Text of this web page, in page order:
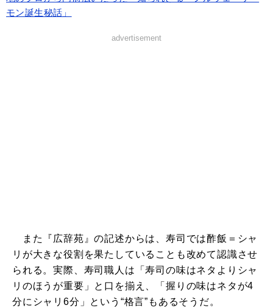
モン誕生秘話」
advertisement
また『広辞苑』の記述からは、寿司では酢飯＝シャ
リが大きな役割を果たしていることも改めて認識させ
られる。実際、寿司職人は「寿司の味はネタよりシャ
リのほうが重要」と口を揃え、「握りの味はネタが4
分にシャリ6分」という“格言”もあるそうだ。